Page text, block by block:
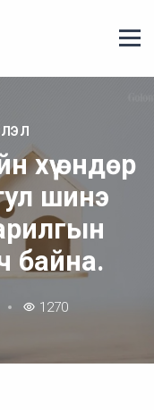
хүү өндөр
шинэ
байна.
1270